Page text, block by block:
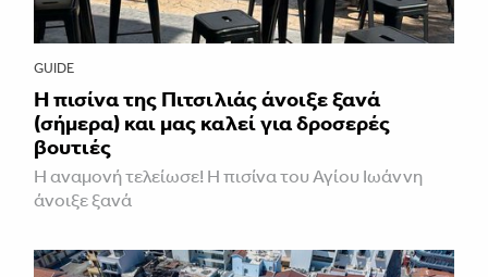
GUIDE
Η πισίνα της Πιτσιλιάς άνοιξε ξανά
(σήμερα) και μας καλεί για δροσερές
βουτιές
Η αναμονή τελείωσε! Η πισίνα του Αγίου Ιωάννη
άνοιξε ξανά